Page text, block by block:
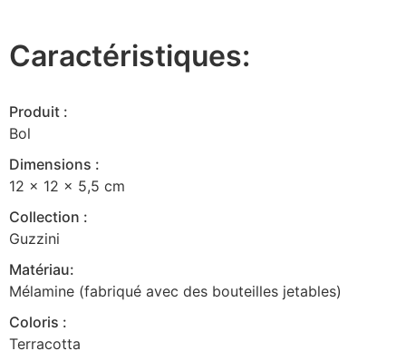
Caractéristiques:
Produit :
Bol
Dimensions :
12 x 12 x 5,5 cm
Collection :
Guzzini
Matériau:
Mélamine (fabriqué avec des bouteilles jetables)
Coloris :
Terracotta